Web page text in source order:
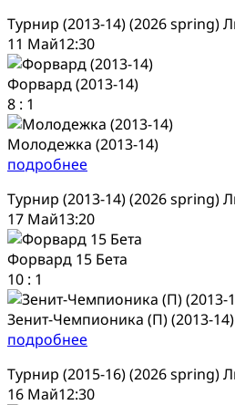
Турнир (2013-14) (2026 spring)
11 Май12:30
Форвард (2013-14)
8 : 1
Молодежка (2013-14)
подробнее
Турнир (2013-14) (2026 spring)
17 Май13:20
Форвард 15 Бета
10 : 1
Зенит-Чемпионика (П) (2013-14)
подробнее
Турнир (2015-16) (2026 spring)
16 Май12:30